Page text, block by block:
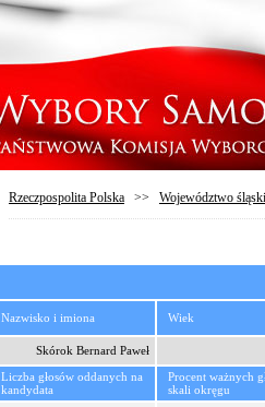
Rzeczpospolita Polska >> Województwo
Nazwisko i imiona Wiek
Skórok Bernard Paweł
Liczba głosów oddanych na
kandydata
Procent ważnych
skali okręgu